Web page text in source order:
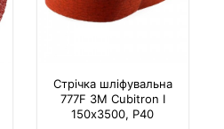
Стрічка шліфувальна
777F 3M Cubitron І
150x3500, P40